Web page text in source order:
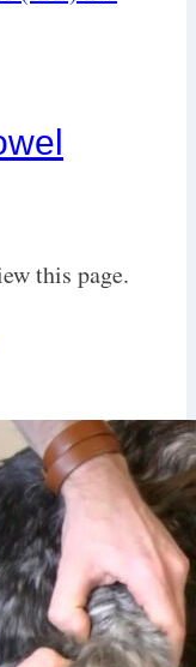
this page.